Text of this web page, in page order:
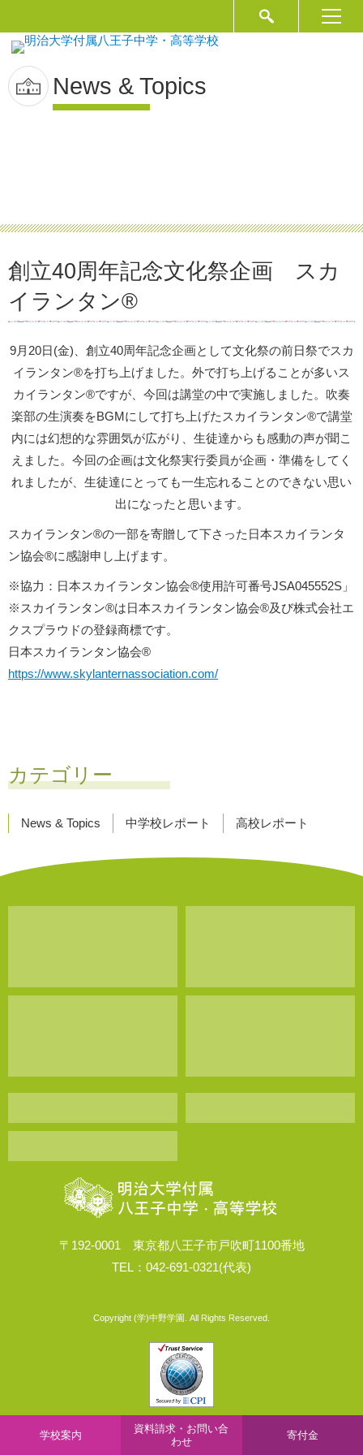
News & Topics
創立40周年記念文化祭企画 スカ
イランタン®
9月20日(金)、創立40周年記念企画として文化祭の前日祭でスカ
イランタン®を打ち上げました。外で打ち上げることが多いス
カイランタン®ですが、今回は講堂の中で実施しました。吹奏
楽部の生演奏をBGMにして打ち上げたスカイランタン®で講堂
内には幻想的な雰囲気が広がり、生徒達からも感動の声が聞こ
えました。今回の企画は文化祭実行委員が企画・準備をしてく
れましたが、生徒達にとっても一生忘れることのできない思い
出になったと思います。
スカイランタン®の一部を寄贈して下さった日本スカイランタ
ン協会®に感謝申し上げます。
※協力：日本スカイランタン協会®使用許可番号JSA045552S」
※ スカイランタン®は日本スカイランタン協会®及び株式会社エ
クスプラウドの登録商標です。
日本スカイランタン協会®
https://www.skylanternassociation.com/
カテゴリー
News & Topics 中学校レポート 高校レポート
〒192-0001 東京都八王子市戸吹町1100番地
TEL：042-691-0321(代表)
Copyright (学)中野学園. All Rights Reserved.
学校案内
資料請求・お問い合
わせ
寄付金